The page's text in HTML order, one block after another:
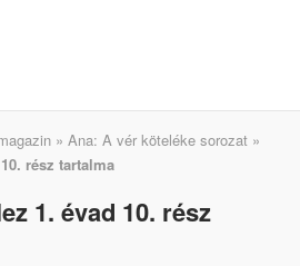
» Ana: A vér köteléke sorozat »
rész tartalma
1. évad 10. rész